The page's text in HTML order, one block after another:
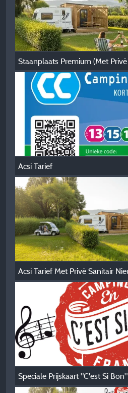
Acsi Tarief
Speciale Prijskaart "C'est Si Bon"